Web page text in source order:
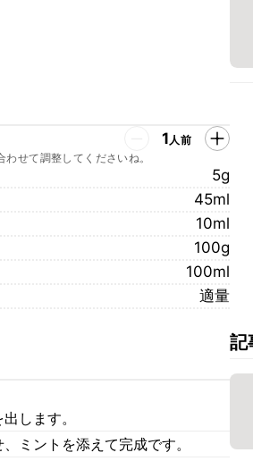
1人前
せて調整してくださいね。
5g
45ml
10ml
100g
100ml
適量
します。
ミントを添えて完成です。
記